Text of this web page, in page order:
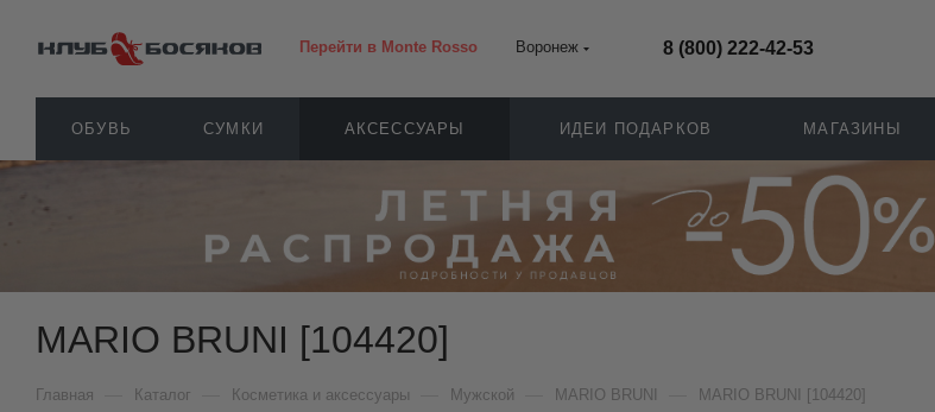
Перейти в Monte Rosso Воронеж 8 (800) 222-42-53
ОБУВЬ СУМКИ АКСЕССУАРЫ ИДЕИ ПОДАРКОВ МАГАЗИНЫ
MARIO BRUNI [104420]
Главная Каталог Косметика и аксессуары Мужской MARIO BRUNI MARIO BRUNI [104420]